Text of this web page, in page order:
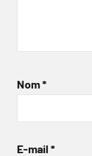
Nom*
E-mail *